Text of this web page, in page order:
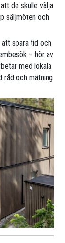
de skulle välja
säljmöten och
att spara tid och
– hör av
med lokala
råd och mätning